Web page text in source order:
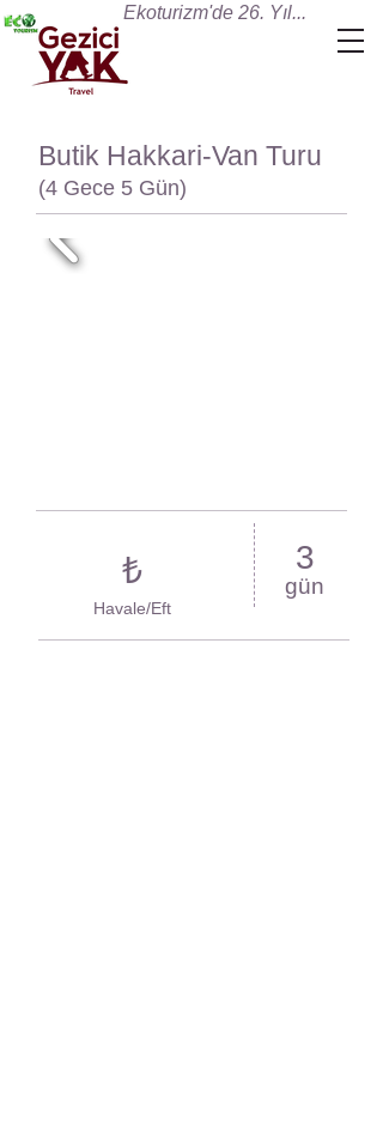
Ekoturizm'de 26. Yıl...
Butik Hakkari-Van Turu
(4 Gece 5 Gün)
₺
Havale/Eft
3
gün